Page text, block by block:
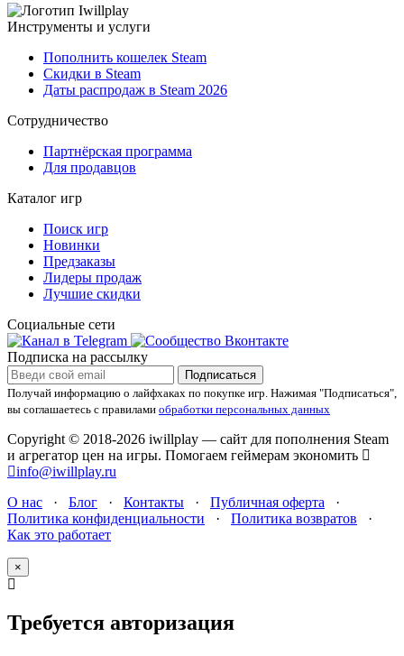
Инструменты и услуги
Пополнить кошелек Steam
Скидки в Steam
Даты распродаж в Steam 2026
Сотрудничество
Партнёрская программа
Для продавцов
Каталог игр
Поиск игр
Новинки
Предзаказы
Лидеры продаж
Лучшие скидки
Социальные сети
Подписка на рассылку
Подписаться
Получай информацию о лайфхаках по покупке игр. Нажимая "Подписаться",
вы соглашаетесь с правилами обработки персональных данных
Copyright © 2018-2026 iwillplay — сайт для пополнения Steam
и агрегатор цен на игры. Помогаем геймерам экономить
info@iwillplay.ru
О нас · Блог · Контакты · Публичная оферта ·
Политика конфиденциальности · Политика возвратов ·
Как это работает
×
Требуется авторизация